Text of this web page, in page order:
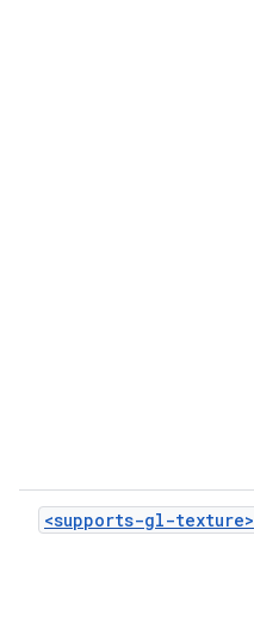
<supports-gl-texture>